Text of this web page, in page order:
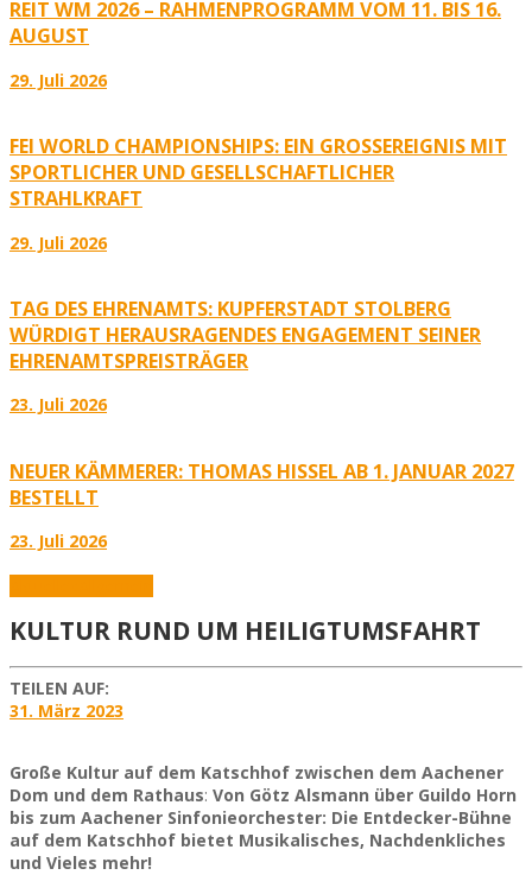
REIT WM 2026 – RAHMENPROGRAMM VOM 11. BIS 16.
AUGUST
29. Juli 2026
FEI WORLD CHAMPIONSHIPS: EIN GROSSEREIGNIS MIT S
PORTLICHER UND GESELLSCHAFTLICHER S
TRAHLKRAFT
29. Juli 2026
TAG DES EHRENAMTS: KUPFERSTADT STOLBERG
WÜRDIGT HERAUSRAGENDES ENGAGEMENT SEINER
EHRENAMTSPREISTRÄGER
23. Juli 2026
NEUER KÄMMERER: THOMAS HISSEL AB 1. JANUAR 2027
BESTELLT
23. Juli 2026
KULTUR RUND UM HEILIGTUMSFAHRT
TEILEN AUF:
31. März 2023
Große Kultur auf dem Katschhof zwischen dem Aachener
Dom und dem Rathaus: Von Götz Alsmann über Guildo Horn
bis zum Aachener Sinfonieorchester: Die Entdecker-Bühne
auf dem Katschhof bietet Musikalisches, Nachdenkliches
und Vieles mehr!